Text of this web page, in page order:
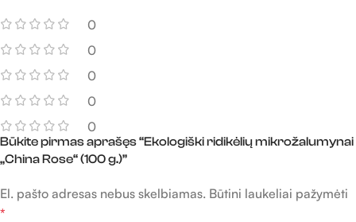
0
0
0
0
0
Būkite pirmas aprašęs “Ekologiški ridikėlių mikrožalumynai
„China Rose“ (100 g.)”
El. pašto adresas nebus skelbiamas. Būtini laukeliai pažymėti
*